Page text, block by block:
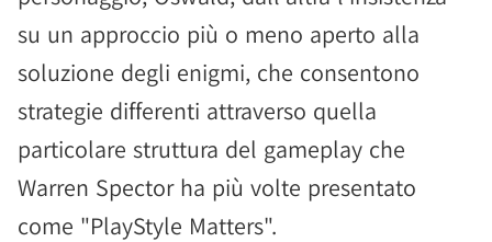
su un approccio più o meno aperto alla
soluzione degli enigmi, che consentono
strategie differenti attraverso quella
particolare struttura del gameplay che
Warren Spector ha più volte presentato
come "PlayStyle Matters".